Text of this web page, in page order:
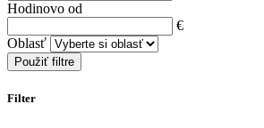
Hodinovo od
€
Oblasť
Použiť filtre
Filter